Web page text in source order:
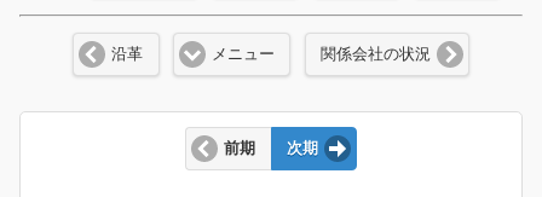
沿革 メニュー 関係会社の状況
前期 次期